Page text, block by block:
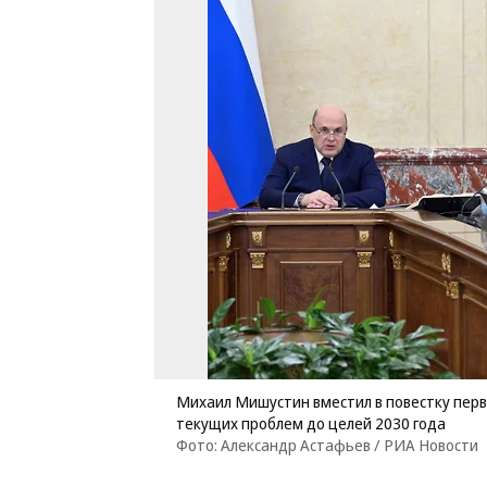
Михаил Мишустин вместил в повестку
текущих проблем до целей 2030 года
Фото: Александр Астафьев / РИА Новости